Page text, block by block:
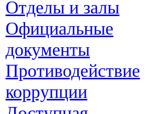
Отделы и залы
Официальные
документы
Противодействие
коррупции